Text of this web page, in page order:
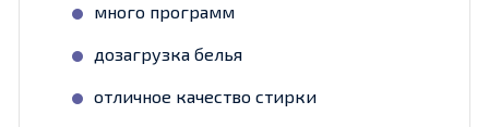
много программ
дозагрузка белья
отличное качество стирки